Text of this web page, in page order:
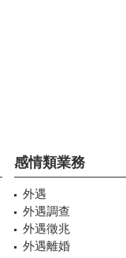
感情類業務
外遇
外遇調查
外遇徵兆
外遇離婚